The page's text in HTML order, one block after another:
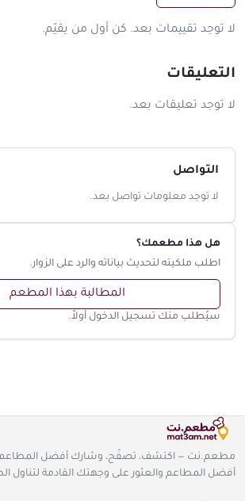
لا توجد تقييمات بعد. كن أول من يقيّم.
التعليقات
لا توجد تعليقات بعد.
التواصل
لا توجد معلومات تواصل بعد.
هل هذا مطعمك؟
اطلب ملكيته لتحديث بياناته والرد على الزوار.
المطالبة بهذا المطعم
سيُطلب منك تسجيل الدخول أولاً.
مطعم.نت — اكتشف، تصفّح، وشارك أفضل
أفضل المطاعم والعثور على وجهتك القادمة لتناول